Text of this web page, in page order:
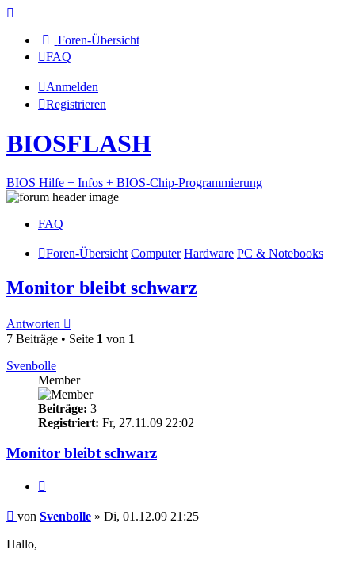
Foren-Übersicht
FAQ
Anmelden
Registrieren
BIOSFLASH
BIOS Hilfe + Infos + BIOS-Chip-Programmierung
FAQ
Foren-Übersicht Computer Hardware PC & Notebooks
Monitor bleibt schwarz
Antworten
7 Beiträge • Seite 1 von 1
Svenbolle
Member
Beiträge: 3
Registriert: Fr, 27.11.09 22:02
Monitor bleibt schwarz
Beitrag
von Svenbolle » Di, 01.12.09 21:25
Hallo,